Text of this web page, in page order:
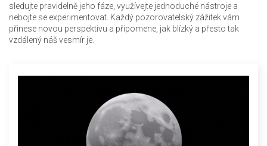
sledujte pravidelně jeho fáze, využívejte jednoduché nástroje a
nebojte se experimentovat. Každý pozorovatelský zážitek vám
přinese novou perspektivu a připomene, jak blízký a přesto tak
vzdálený náš vesmír je.